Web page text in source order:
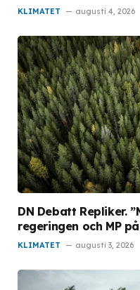
KLIMATET augusti 4, 2026
DN Debatt Repliker.
regeringen och MP
KLIMATET augusti 3, 2026